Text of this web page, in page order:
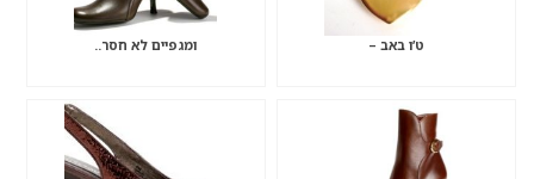
ט’ו באב – ומגפיים לא חסר..